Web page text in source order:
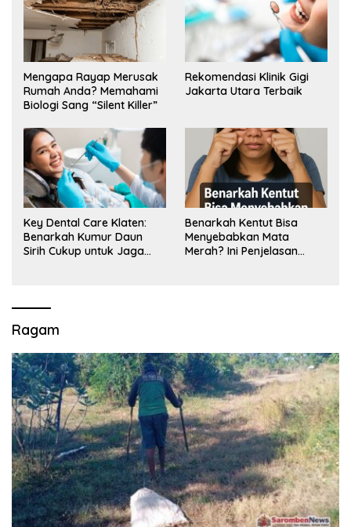
Mengapa Rayap Merusak
Rumah Anda? Memahami
Biologi Sang “Silent Killer”
Rekomendasi Klinik Gigi
Jakarta Utara Terbaik
Key Dental Care Klaten:
Benarkah Kumur Daun
Sirih Cukup untuk Jaga
Benarkah Kentut Bisa
Menyebabkan Mata
Merah? Ini Penjelasan
Ragam